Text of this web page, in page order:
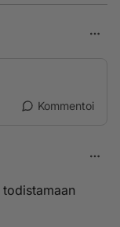
Kommentoi